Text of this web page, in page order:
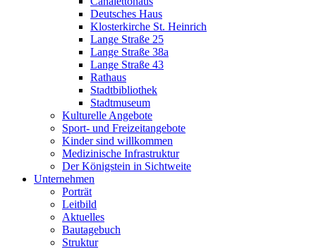
Deutsches Haus
Klosterkirche St. Heinrich
Lange Straße 25
Lange Straße 38a
Lange Straße 43
Rathaus
Stadtbibliothek
Stadtmuseum
Kulturelle Angebote
Sport- und Freizeitangebote
Kinder sind willkommen
Medizinische Infrastruktur
Der Königstein in Sichtweite
Unternehmen
Porträt
Leitbild
Aktuelles
Bautagebuch
Struktur